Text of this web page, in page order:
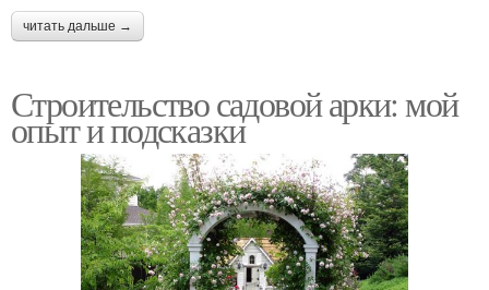
читать дальше →
Строительство садовой арки: мой
опыт и подсказки